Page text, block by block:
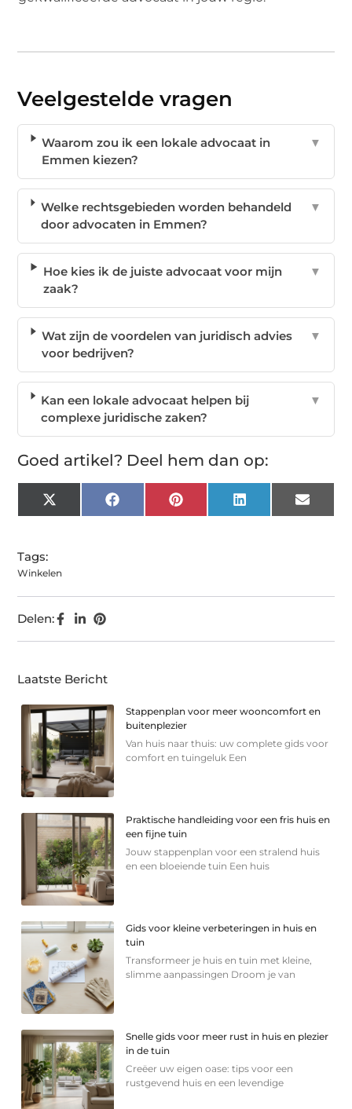
Veelgestelde vragen
Waarom zou ik een lokale advocaat in
Emmen kiezen?
▼
Welke rechtsgebieden worden behandeld
door advocaten in Emmen?
▼
Hoe kies ik de juiste advocaat voor mijn
zaak?
▼
Wat zijn de voordelen van juridisch advies
voor bedrijven?
▼
Kan een lokale advocaat helpen bij
complexe juridische zaken?
▼
Goed artikel? Deel hem dan op:
X
(Twitter)
Facebook Pinterest LinkedIn Email
Tags:
Winkelen
Delen:
Laatste Bericht
Stappenplan voor meer wooncomfort en
buitenplezier
Van huis naar thuis: uw complete gids voor
comfort en tuingeluk Een
Praktische handleiding voor een fris huis en
een fijne tuin
Jouw stappenplan voor een stralend huis
en een bloeiende tuin Een huis
Gids voor kleine verbeteringen in huis en
tuin
Transformeer je huis en tuin met kleine,
slimme aanpassingen Droom je van
Snelle gids voor meer rust in huis en plezier
in de tuin
Creëer uw eigen oase: tips voor een
rustgevend huis en een levendige